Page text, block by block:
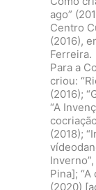
ago”
Centro
(2016),
Ferreira.
Para a
criou:
(2016);
“A
(2018);
Pina];
(2020)